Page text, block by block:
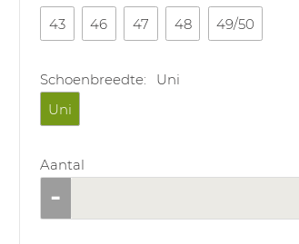
43
46 47 48 49/50
Schoenbreedte:
Uni
Uni
Aantal